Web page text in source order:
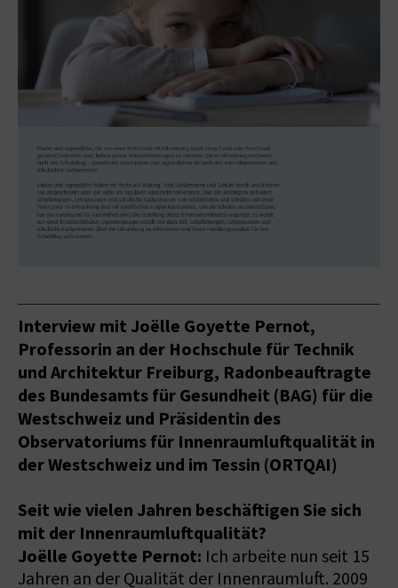
Interview mit Joëlle Goyette Pernot,
Professorin an der Hochschule für Technik
und Architektur Freiburg, Radonbeauftragte
des Bundesamts für Gesundheit (BAG) für die
Westschweiz und Präsidentin des
Observatoriums für Innenraumluftqualität in
der Westschweiz und im Tessin (ORTQAI)
Seit wie vielen Jahren beschäftigen Sie sich
mit der Innenraumluftqualität?
Joëlle Goyette Pernot: Ich arbeite nun seit 15
Jahren an der Qualität der Innenraumluft. 2009